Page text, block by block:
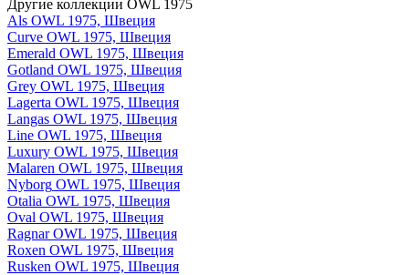
Другие коллекции OWL 1975
Als OWL 1975, Швеция
Curve OWL 1975, Швеция
Emerald OWL 1975, Швеция
Gotland OWL 1975, Швеция
Grey OWL 1975, Швеция
Lagerta OWL 1975, Швеция
Langas OWL 1975, Швеция
Line OWL 1975, Швеция
Luxury OWL 1975, Швеция
Malaren OWL 1975, Швеция
Nyborg OWL 1975, Швеция
Otalia OWL 1975, Швеция
Oval OWL 1975, Швеция
Ragnar OWL 1975, Швеция
Roxen OWL 1975, Швеция
Rusken OWL 1975, Швеция